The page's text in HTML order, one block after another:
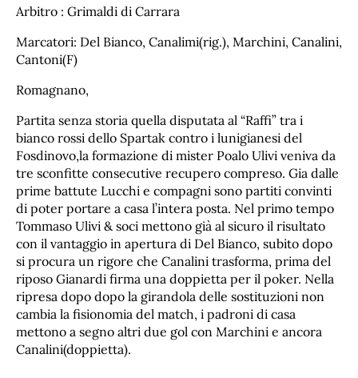
Arbitro : Grimaldi di Carrara
Marcatori: Del Bianco, Canalimi(rig.), Marchini, Canalini,
Cantoni(F)
Romagnano,
Partita senza storia quella disputata al “Raffi” tra i
bianco rossi dello Spartak contro i lunigianesi del
Fosdinovo,la formazione di mister Poalo Ulivi veniva da
tre sconfitte consecutive recupero compreso. Gia dalle
prime battute Lucchi e compagni sono partiti convinti
di poter portare a casa l’intera posta. Nel primo tempo
Tommaso Ulivi & soci mettono già al sicuro il risultato
con il vantaggio in apertura di Del Bianco, subito dopo
si procura un rigore che Canalini trasforma, prima del
riposo Gianardi firma una doppietta per il poker. Nella
ripresa dopo dopo la girandola delle sostituzioni non
cambia la fisionomia del match, i padroni di casa
mettono a segno altri due gol con Marchini e ancora
Canalini(doppietta).